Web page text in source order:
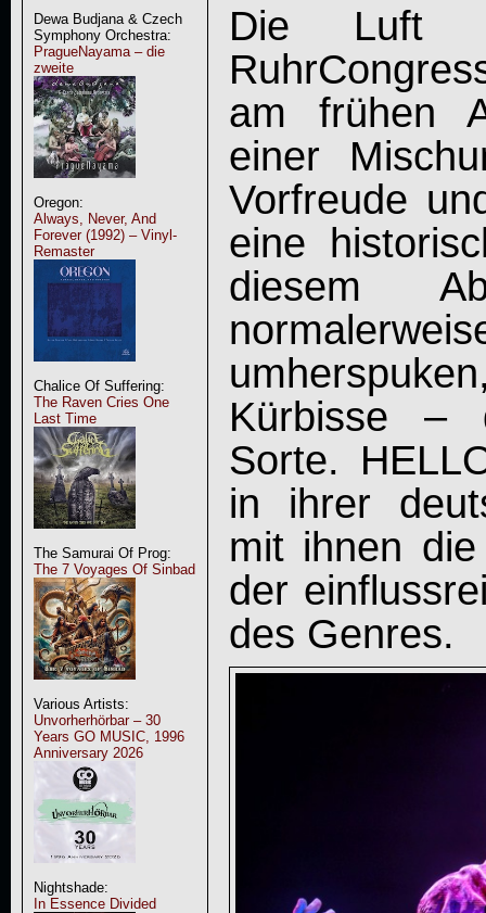
Dewa Budjana & Czech
Symphony Orchestra:
PragueNayama – die
zweite
Oregon:
Always, Never, And
Forever (1992) – Vinyl-
Remaster
Chalice Of Suffering:
The Raven Cries One
Last Time
The Samurai Of Prog:
The 7 Voyages Of Sinbad
Various Artists:
Unvorherhörbar – 30
Years GO MUSIC, 1996
Anniversary 2026
Nightshade:
In Essence Divided
Die Luft
am frühen
einer
Vorfreude
eine
diesem
Kürbisse –
Sorte.
in ihrer
mit ihnen
der
des Genres.